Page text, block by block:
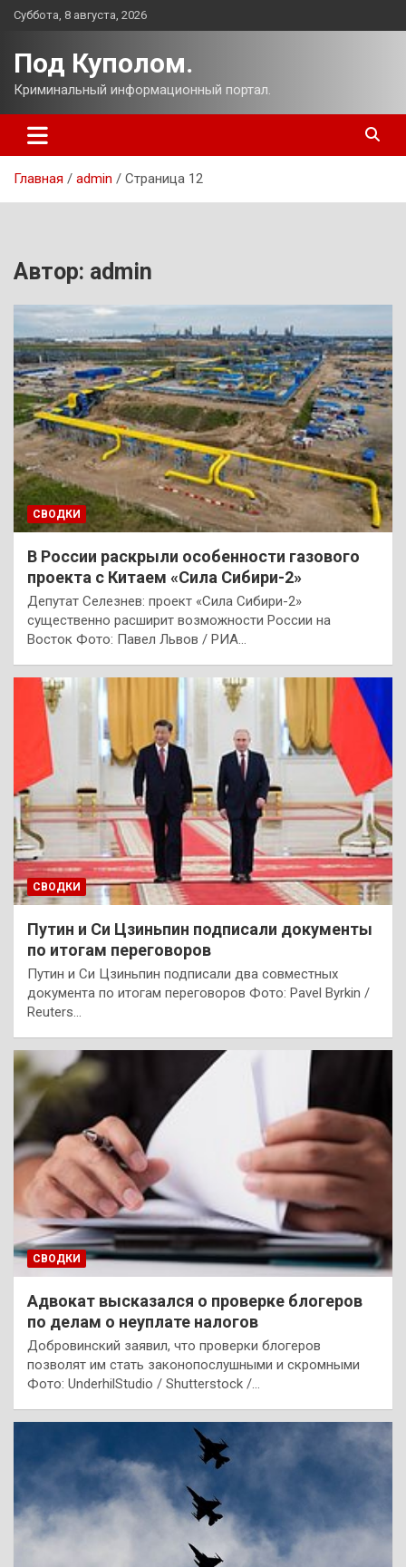
Перейти
Суббота, 8 августа, 2026
Под Куполом.
Криминальный информационный портал.
Главная admin Страница 12
Автор: admin
СВОДКИ
В России раскрыли особенности газового
проекта с Китаем «Сила Сибири-2»
Депутат Селезнев: проект «Сила Сибири-2»
существенно расширит возможности России на
Восток Фото: Павел Львов / РИА…
СВОДКИ
Путин и Си Цзиньпин подписали документы
по итогам переговоров
Путин и Си Цзиньпин подписали два совместных
документа по итогам переговоров Фото: Pavel Byrkin /
Reuters…
СВОДКИ
Адвокат высказался о проверке блогеров
по делам о неуплате налогов
Добровинский заявил, что проверки блогеров
позволят им стать законопослушными и скромными
Фото: UnderhilStudio / Shutterstock /…